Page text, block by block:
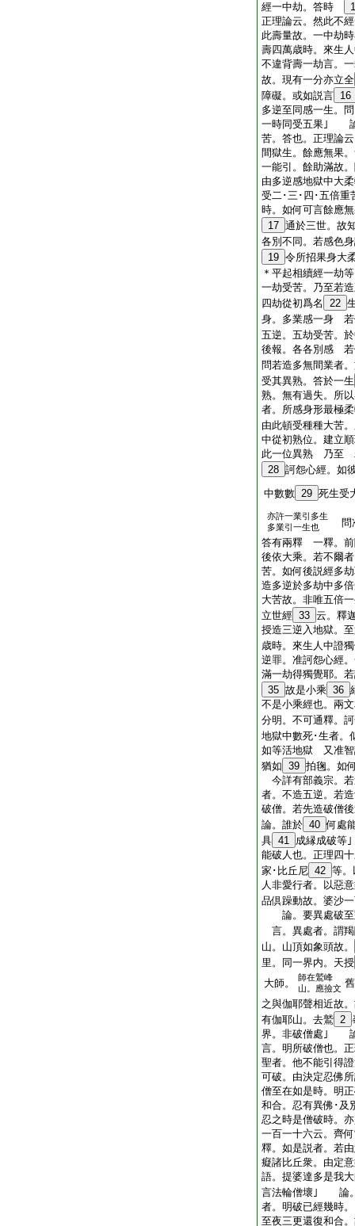
經一中劫。答時
正理論云。然此不
此壽量故。一中劫
壽四萬歳時。來生
不違背壽一劫言。
故。現有一分亦立全
障礙。或如説言 16
多逆至同感一生。
一時同受五果｣ 論
苦。答也。正理論
間獄生。餘應無果
一能引。餘助滿故
由多逆感地獄中大
受二･三･四･五倍重
時。如何可言餘應
17 通於三世。故
各別不同。若感色
19 令所招果身大
＊平起相續經一劫
一劫受苦。乃至若
四劫從初爲名
22
身。多業感一身 若
五逆。五劫受苦。
後報。各各別感 若
問若造多無間業者
受其異熟。答於一生
熟。無有過失。所
者。所感身形最極
由此頓受種種大苦
中從初熟位。建立
此一位異熟 乃至
28 訶怨心經。如
中數數 29 死生受
亦許一業引多生
多業引一生也
問
答有兩釋 一釋。前
後依大乘。若不爾
苦。如何後説經多
造多逆於多劫中多
大苦故。非唯五倍
立世經 33 云。釋
授造三逆入地獄。
歳時。來生人中證
逆罪。准訶怨心經
滿一劫得獨覺耶。
35 故是小乘 36
不是小乘經也。兩
分明。不可通釋。
地獄中數死･生者。
如等活地獄 又准智
猶如 39 拍毱。如
今詳有部義宗。
者。不造五逆。若
破僧。若先造破僧
論。誰於 40 何處
具 41 成縁成破
能破人也。正理四
家･比丘尼 42 等。
人非愛行者。以惡
品倶躁動故。婆沙
論。要異處破至
言。異處者。謂
山。山頂如象頭故。
里。同一界内。天授
大師。
師在鷲峰
山。應撿文
之與伽耶聲相近故
有伽耶山。去鷲 2
界。非破僧處｣ 論
言。明所破僧也。
聖者。他不能引得
可破。由決定忍
僧至在如是時。明
和合。忍有異佛･及
忍之時是僧破時。
一百一十六云。齊
釋。如是説者。若
癡諸比丘衆。由定
語。提婆達多是我
言法輪僧壞｣ 論
者。明破已經幾時
至夜三更還復和合